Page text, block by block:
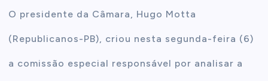
O presidente da Câmara, Hugo Motta
(Republicanos-PB), criou nesta segunda-feira (6)
a comissão especial responsável por analisar a